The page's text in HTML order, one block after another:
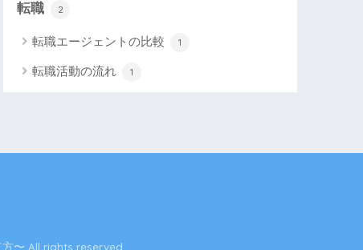
転職 2
転職エージェントの比較 1
転職活動の流れ 1
〜 All rights reserved.